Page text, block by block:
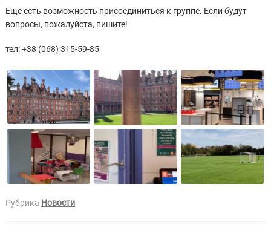
Ещё есть возможность присоединиться к группе. Если будут
вопросы, пожалуйста, пишите!
тел: +38 (068) 315-59-85
Рубрика Новости